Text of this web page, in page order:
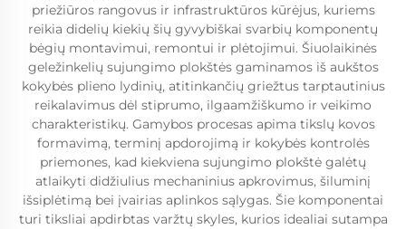
priežiūros rangovus ir infrastruktūros kūrėjus, kuriems
reikia didelių kiekių šių gyvybiškai svarbių komponentų
bėgių montavimui, remontui ir plėtojimui. Šiuolaikinės
geležinkelių sujungimo plokštės gaminamos iš aukštos
kokybės plieno lydinių, atitinkančių griežtus tarptautinius
reikalavimus dėl stiprumo, ilgaamžiškumo ir veikimo
charakteristikų. Gamybos procesas apima tikslų kovos
formavimą, terminį apdorojimą ir kokybės kontrolės
priemones, kad kiekviena sujungimo plokštė galėtų
atlaikyti didžiulius mechaninius apkrovimus, šiluminį
išsiplėtimą bei įvairias aplinkos sąlygas. Šie komponentai
turi tiksliai apdirbtas varžtų skyles, kurios idealiai sutampa